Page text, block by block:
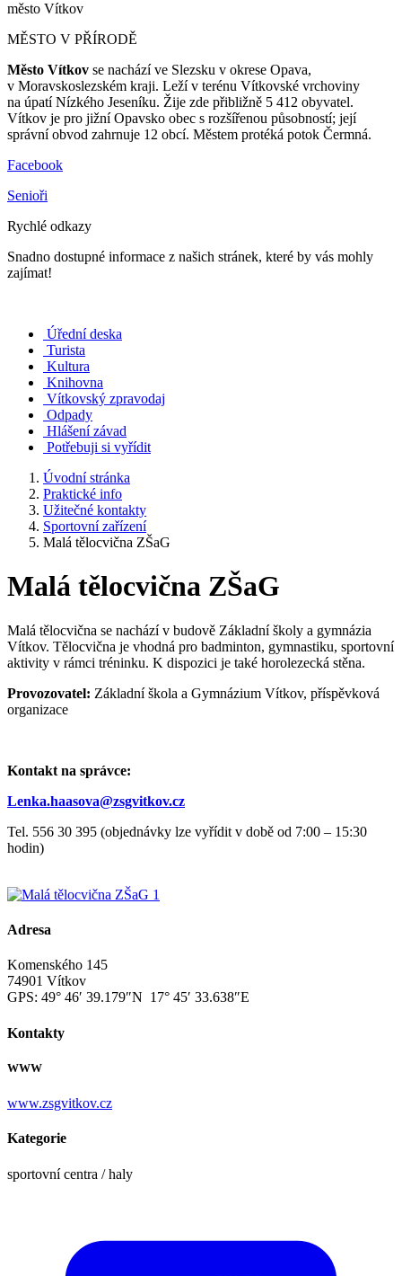
město Vítkov
MĚSTO V PŘÍRODĚ
Město Vítkov se nachází ve Slezsku v okrese Opava,
v Moravskoslezském kraji. Leží v terénu Vítkovské vrchoviny
na úpatí Nízkého Jeseníku. Žije zde přibližně 5 412 obyvatel.
Vítkov je pro jižní Opavsko obec s rozšířenou působností; její
správní obvod zahrnuje 12 obcí. Městem protéká potok Čermná.
Facebook
Senioři
Rychlé odkazy
Snadno dostupné informace z našich stránek, které by vás mohly
zajímat!
Úřední deska
Turista
Kultura
Knihovna
Vítkovský zpravodaj
Odpady
Hlášení závad
Potřebuji si vyřídit
Úvodní stránka
Praktické info
Užitečné kontakty
Sportovní zařízení
Malá tělocvična ZŠaG
Malá tělocvična ZŠaG
Malá tělocvična se nachází v budově Základní školy a gymnázia
Vítkov. Tělocvična je vhodná pro badminton, gymnastiku, sportovní
aktivity v rámci tréninku. K dispozici je také horolezecká stěna.
Provozovatel: Základní škola a Gymnázium Vítkov, příspěvková
organizace
Kontakt na správce:
Lenka.haasova@zsgvitkov.cz
Tel. 556 30 395 (objednávky lze vyřídit v době od 7:00 – 15:30
hodin)
Adresa
Komenského 145
74901 Vítkov
GPS: 49° 46′ 39.179″N 17° 45′ 33.638″E
Kontakty
WWW
www.zsgvitkov.cz
Kategorie
sportovní centra / haly